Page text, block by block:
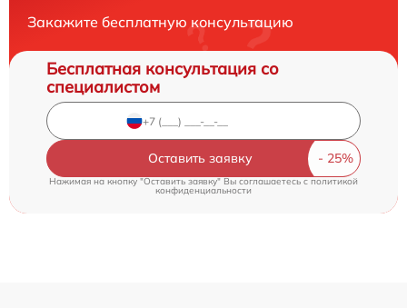
Закажите бесплатную консультацию
Бесплатная консультация со
специалистом
Оставить заявку
Нажимая на кнопку "Оставить заявку" Вы соглашаетесь cполитикой
конфиденциальности